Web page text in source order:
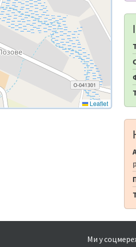
Leaflet
Ми у